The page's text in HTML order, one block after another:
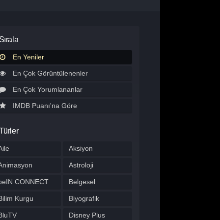
Sırala
En Yeniler
En Çok Görüntülenenler
En Çok Yorumlananlar
IMDB Puanı'na Göre
Aksiyon
Astroloji
CONNECT Belgesel
Kurgu Biyografik
Disney Plus